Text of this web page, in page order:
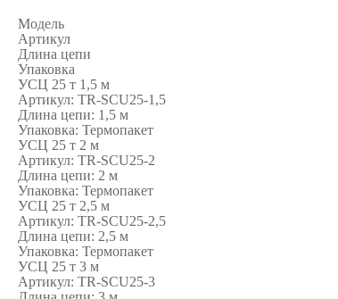
Модель
Артикул
Длина цепи
Упаковка
УСЦ 25 т 1,5 м
Артикул: TR-SCU25-1,5
Длина цепи: 1,5 м
Упаковка: Термопакет
УСЦ 25 т 2 м
Артикул: TR-SCU25-2
Длина цепи: 2 м
Упаковка: Термопакет
УСЦ 25 т 2,5 м
Артикул: TR-SCU25-2,5
Длина цепи: 2,5 м
Упаковка: Термопакет
УСЦ 25 т 3 м
Артикул: TR-SCU25-3